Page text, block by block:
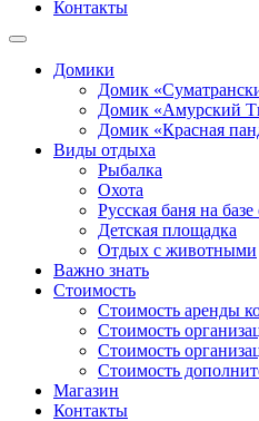
Контакты
Домики
Домик
Домик «Амурский
Домик «Красная
Виды отдыха
Рыбалка
Охота
Русская баня на
Детская площадка
Отдых с животными
Важно знать
Стоимость
Стоимость аренды
Стоимость
Стоимость
Стоимость
Магазин
Контакты